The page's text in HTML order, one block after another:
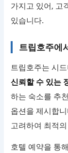
가지고 있어, 고
있습니다.
트립호주에
트립호주는 시
신뢰할 수 있는
하는 숙소를 추
옵션을 제시합
고려하여 최적
호텔 예약을 통